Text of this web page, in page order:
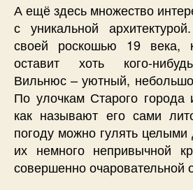
А ещё здесь множество
с уникальной
своей роскошью 19 века,
оставит хоть кого-
Вильнюс – уютный,
По улочкам Старого города
как называют его сами
погоду можно гулять
их немного непривычной
совершенно очаровательной